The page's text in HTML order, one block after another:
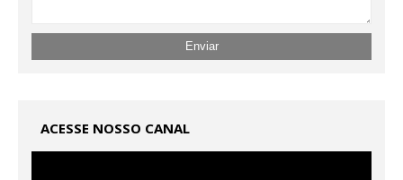
ACESSE NOSSO CANAL